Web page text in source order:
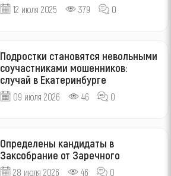
12 июля 2025 379 0
Подростки становятся невольными
соучастниками мошенников:
случай в Екатеринбурге
09 июля 2026 46 0
Определены кандидаты в
Заксобрание от Заречного
28 июля 2026 46 0